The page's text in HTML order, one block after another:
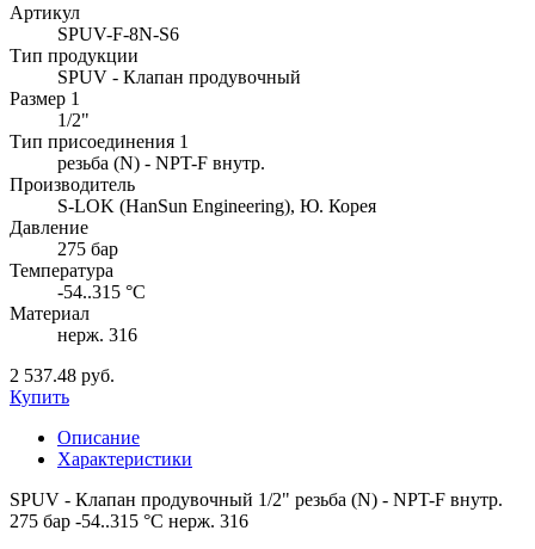
Артикул
SPUV-F-8N-S6
Тип продукции
SPUV - Клапан продувочный
Размер 1
1/2"
Тип присоединения 1
резьба (N) - NPT-F внутр.
Производитель
S-LOK (HanSun Engineering), Ю. Корея
Давление
275 бар
Температура
-54..315 °C
Материал
нерж. 316
2 537.48 руб.
Купить
Описание
Характеристики
SPUV - Клапан продувочный 1/2" резьба (N) - NPT-F внутр.
275 бар -54..315 °C нерж. 316